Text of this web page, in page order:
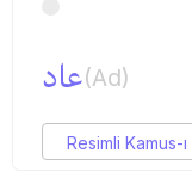
عاد(Ad)
Resimli Kamus-